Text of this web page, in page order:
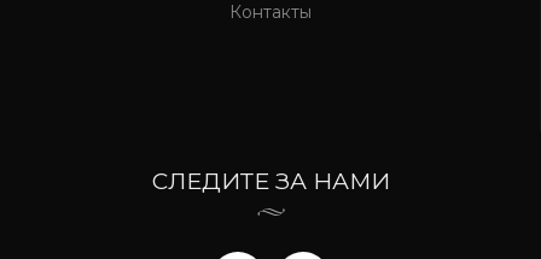
Контакты
СЛЕДИТЕ ЗА НАМИ